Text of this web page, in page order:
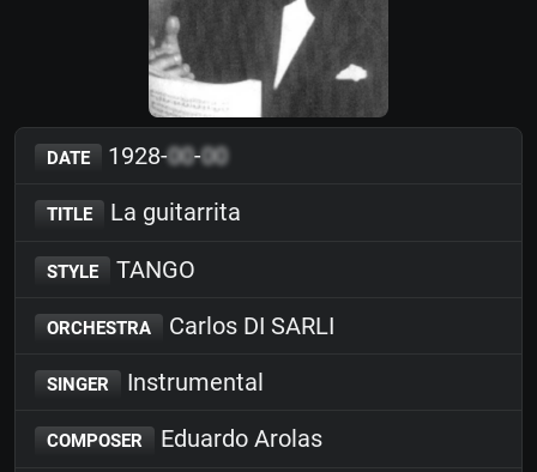
DATE 1928-00-00
TITLE La guitarrita
STYLE TANGO
ORCHESTRA Carlos DI SARLI
SINGER Instrumental
COMPOSER Eduardo Arolas